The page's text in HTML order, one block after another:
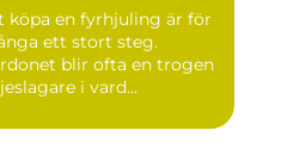
köpa en fyrhjuling är för
ett stort steg.
blir ofta en trogen
i vard...